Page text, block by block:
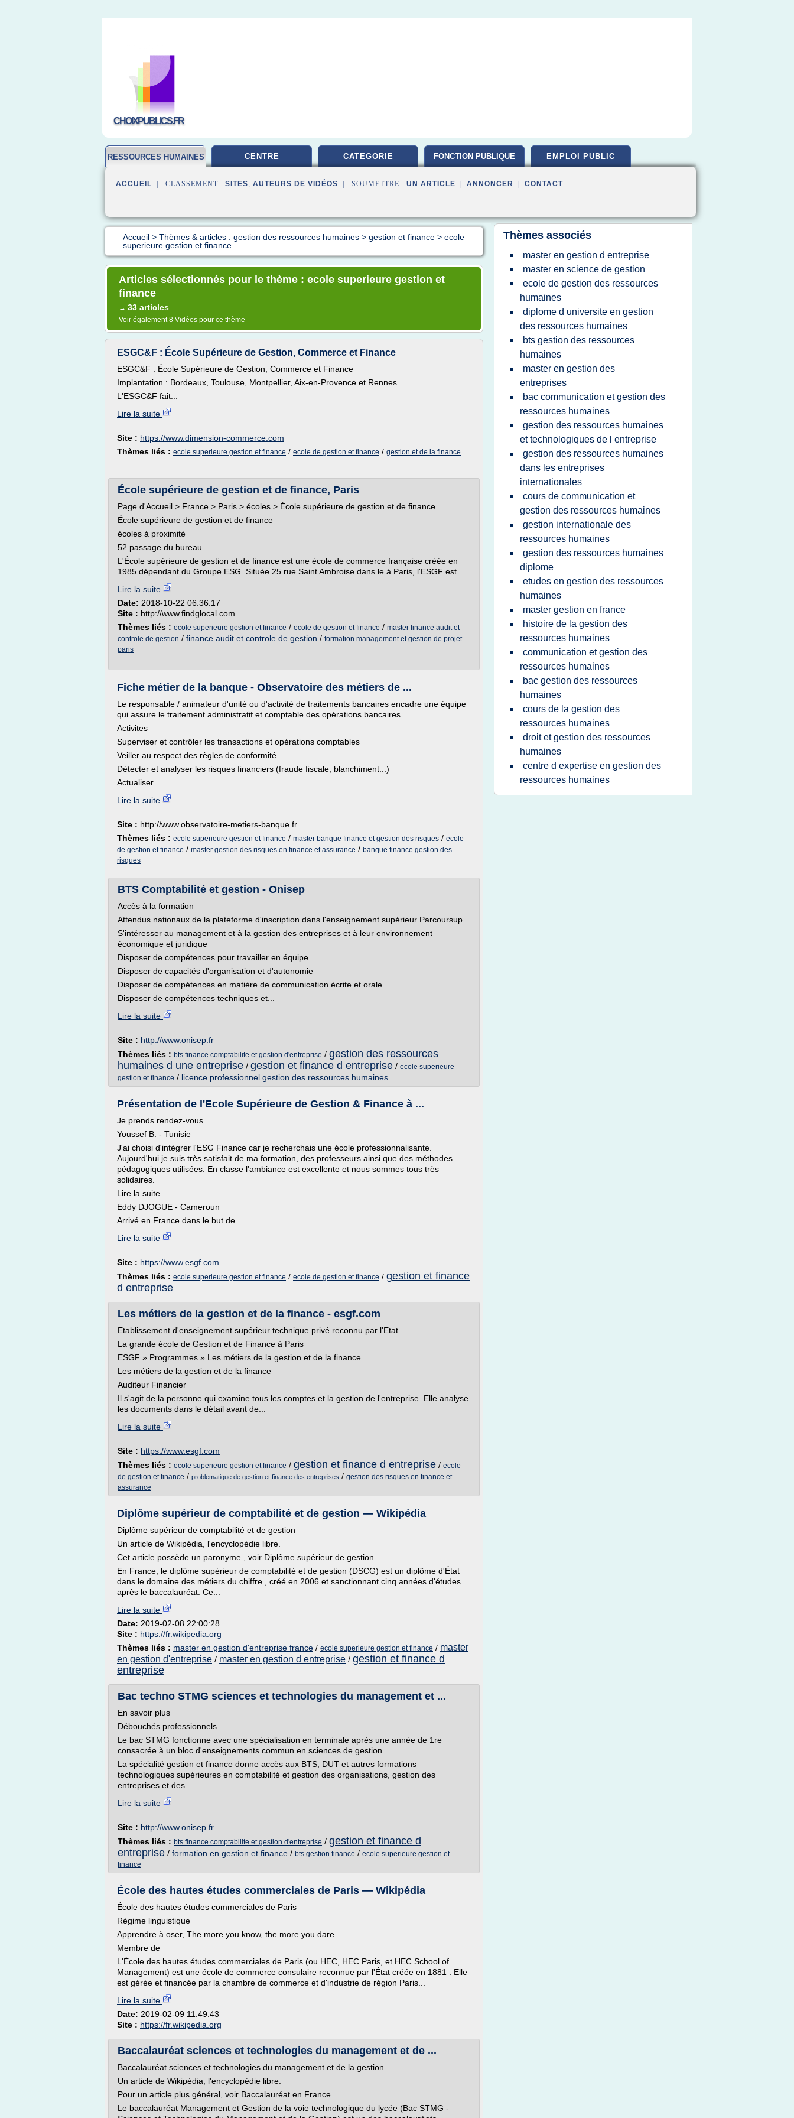
CHOIXPUBLICS.FR
RESSOURCES HUMAINES CENTRE CATEGORIE FONCTION PUBLIQUE EMPLOI PUBLIC
ACCUEIL | CLASSEMENT : SITES, AUTEURS DE VIDÉOS | SOUMETTRE : UN ARTICLE ANNONCER CONTACT
Accueil > Thèmes & articles : gestion des ressources humaines > gestion et finance > ecole
superieure gestion et finance
Articles sélectionnés pour le thème : ecole superieure gestion et
finance
→ 33 articles
Voir également8 Vidéos pour ce thème
ESGC&F : École Supérieure de Gestion, Commerce et Finance
ESGC&F : École Supérieure de Gestion, Commerce et Finance
Implantation : Bordeaux, Toulouse, Montpellier, Aix-en-Provence et Rennes
L'ESGC&F fait...
Lire la suite
Site : https://www.dimension-commerce.com
Thèmes liés : ecole superieure gestion et finance / ecole de gestion et finance / gestion et de la finance
École supérieure de gestion et de finance, Paris
Page d'Accueil > France > Paris > écoles > École supérieure de gestion et de finance
École supérieure de gestion et de finance
écoles á proximité
52 passage du bureau
L'École supérieure de gestion et de finance est une école de commerce française créée en
1985 dépendant du Groupe ESG. Située 25 rue Saint Ambroise dans le à Paris, l'ESGF est...
Lire la suite
Date: 2018-10-22 06:36:17
Site : http://www.findglocal.com
Thèmes liés : ecole superieure gestion et finance / ecole de gestion et finance / master finance audit et
controle de gestion / finance audit et controle de gestion / formation management et gestion de projet
paris
Fiche métier de la banque - Observatoire des métiers de ...
Le responsable / animateur d'unité ou d'activité de traitements bancaires encadre une équipe
qui assure le traitement administratif et comptable des opérations bancaires.
Activites
Superviser et contrôler les transactions et opérations comptables
Veiller au respect des règles de conformité
Détecter et analyser les risques financiers (fraude fiscale, blanchiment...)
Actualiser...
Lire la suite
Site : http://www.observatoire-metiers-banque.fr
Thèmes liés : ecole superieure gestion et finance / master banque finance et gestion des risques / ecole
de gestion et finance / master gestion des risques en finance et assurance / banque finance gestion des
risques
BTS Comptabilité et gestion - Onisep
Accès à la formation
Attendus nationaux de la plateforme d'inscription dans l'enseignement supérieur Parcoursup
S'intéresser au management et à la gestion des entreprises et à leur environnement
économique et juridique
Disposer de compétences pour travailler en équipe
Disposer de capacités d'organisation et d'autonomie
Disposer de compétences en matière de communication écrite et orale
Disposer de compétences techniques et...
Lire la suite
Site : http://www.onisep.fr
Thèmes liés : bts finance comptabilite et gestion d'entreprise / gestion des ressources
humaines d une entreprise / gestion et finance d entreprise / ecole superieure
gestion et finance / licence professionnel gestion des ressources humaines
Présentation de l'Ecole Supérieure de Gestion & Finance à ...
Je prends rendez-vous
Youssef B. - Tunisie
J'ai choisi d'intégrer l'ESG Finance car je recherchais une école professionnalisante.
Aujourd'hui je suis très satisfait de ma formation, des professeurs ainsi que des méthodes
pédagogiques utilisées. En classe l'ambiance est excellente et nous sommes tous très
solidaires.
Lire la suite
Eddy DJOGUE - Cameroun
Arrivé en France dans le but de...
Lire la suite
Site : https://www.esgf.com
Thèmes liés : ecole superieure gestion et finance / ecole de gestion et finance / gestion et finance
d entreprise
Les métiers de la gestion et de la finance - esgf.com
Etablissement d'enseignement supérieur technique privé reconnu par l'Etat
La grande école de Gestion et de Finance à Paris
ESGF » Programmes » Les métiers de la gestion et de la finance
Les métiers de la gestion et de la finance
Auditeur Financier
Il s'agit de la personne qui examine tous les comptes et la gestion de l'entreprise. Elle analyse
les documents dans le détail avant de...
Lire la suite
Site : https://www.esgf.com
Thèmes liés : ecole superieure gestion et finance / gestion et finance d entreprise / ecole
de gestion et finance / problematique de gestion et finance des entreprises / gestion des risques en finance et
assurance
Diplôme supérieur de comptabilité et de gestion — Wikipédia
Diplôme supérieur de comptabilité et de gestion
Un article de Wikipédia, l'encyclopédie libre.
Cet article possède un paronyme , voir Diplôme supérieur de gestion .
En France, le diplôme supérieur de comptabilité et de gestion (DSCG) est un diplôme d'État
dans le domaine des métiers du chiffre , créé en 2006 et sanctionnant cinq années d'études
après le baccalauréat. Ce...
Lire la suite
Date: 2019-02-08 22:00:28
Site : https://fr.wikipedia.org
Thèmes liés : master en gestion d'entreprise france / ecole superieure gestion et finance / master
en gestion d'entreprise / master en gestion d entreprise / gestion et finance d
entreprise
Bac techno STMG sciences et technologies du management et ...
En savoir plus
Débouchés professionnels
Le bac STMG fonctionne avec une spécialisation en terminale après une année de 1re
consacrée à un bloc d'enseignements commun en sciences de gestion.
La spécialité gestion et finance donne accès aux BTS, DUT et autres formations
technologiques supérieures en comptabilité et gestion des organisations, gestion des
entreprises et des...
Lire la suite
Site : http://www.onisep.fr
Thèmes liés : bts finance comptabilite et gestion d'entreprise / gestion et finance d
entreprise / formation en gestion et finance / bts gestion finance / ecole superieure gestion et
finance
École des hautes études commerciales de Paris — Wikipédia
École des hautes études commerciales de Paris
Régime linguistique
Apprendre à oser, The more you know, the more you dare
Membre de
L'École des hautes études commerciales de Paris (ou HEC, HEC Paris, et HEC School of
Management) est une école de commerce consulaire reconnue par l'État créée en 1881 . Elle
est gérée et financée par la chambre de commerce et d'industrie de région Paris...
Lire la suite
Date: 2019-02-09 11:49:43
Site : https://fr.wikipedia.org
Baccalauréat sciences et technologies du management et de ...
Baccalauréat sciences et technologies du management et de la gestion
Un article de Wikipédia, l'encyclopédie libre.
Pour un article plus général, voir Baccalauréat en France .
Le baccalauréat Management et Gestion de la voie technologique du lycée (Bac STMG -
Thèmes associés
master en gestion d entreprise
master en science de gestion
ecole de gestion des ressources
humaines
diplome d universite en gestion
des ressources humaines
bts gestion des ressources
humaines
master en gestion des
entreprises
bac communication et gestion des
ressources humaines
gestion des ressources humaines
et technologiques de l entreprise
gestion des ressources humaines
dans les entreprises
internationales
cours de communication et
gestion des ressources humaines
gestion internationale des
ressources humaines
gestion des ressources humaines
diplome
etudes en gestion des ressources
humaines
master gestion en france
histoire de la gestion des
ressources humaines
communication et gestion des
ressources humaines
bac gestion des ressources
humaines
cours de la gestion des
ressources humaines
droit et gestion des ressources
humaines
centre d expertise en gestion des
ressources humaines